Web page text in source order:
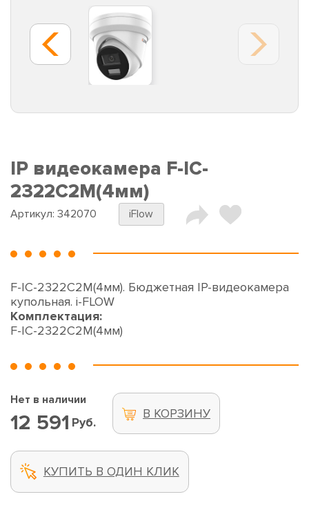
IP видеокамера F-IC-
2322C2M(4мм)
Артикул: 342070 iFlow
F-IC-2322C2M(4мм). Бюджетная IP-видеокамера
купольная. i-FLOW
Комплектация:
F-IC-2322C2M(4мм)
Нет в наличии
12 591 Руб.
В КОРЗИНУ
КУПИТЬ В ОДИН КЛИК